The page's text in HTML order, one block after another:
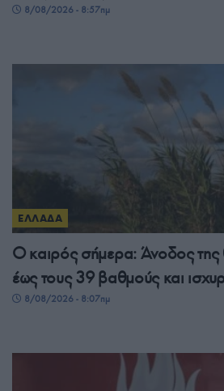
8/08/2026 - 8:57πμ
ΕΛΛΑΔΑ
Ο καιρός σήμερα: Άνοδος
έως τους 39 βαθμούς και
8/08/2026 - 8:07πμ